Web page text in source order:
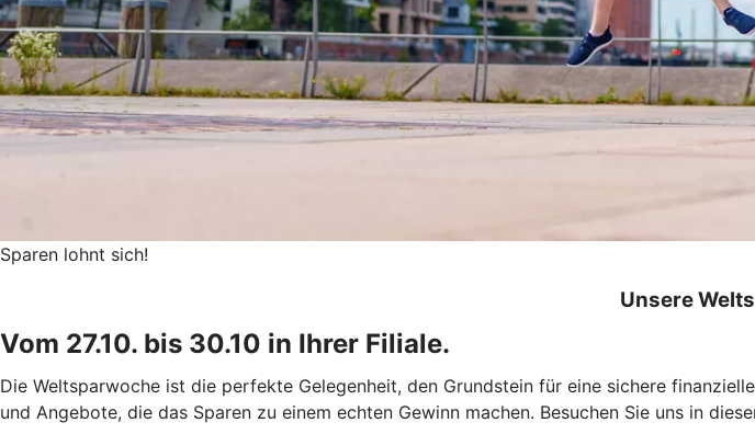
Sparen lohnt sich!
Unsere
Vom 27.10. bis 30.10 in Ihrer Filiale.
Die Weltsparwoche ist die perfekte Gelegenheit, den Grundstein für eine sichere
und Angebote, die das Sparen zu einem echten Gewinn machen. Besuchen Sie uns in